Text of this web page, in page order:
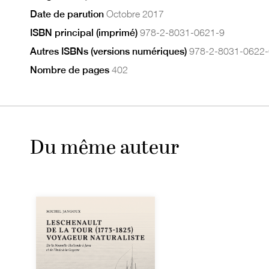
Date de parution Octobre 2017
ISBN principal (imprimé) 978-2-8031-0621-9
Autres ISBNs (versions numériques) 978-2-8031-
Nombre de pages 402
Du même auteur